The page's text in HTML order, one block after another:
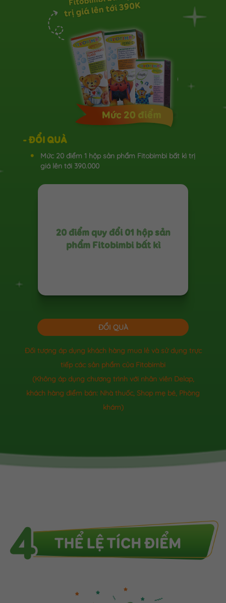
- ĐỔI QUÀ
Mức 20 điểm 1 hộp sản phẩm Fitobimbi bất kì trị
giá lên tới 390.000
20 điểm quy đổi 01 hộp sản
phẩm Fitobimbi bất kì
ĐỔI QUÀ
Đối tượng áp dụng khách hàng mua lẻ và sử dụng trực
tiếp các sản phẩm của Fitobimbi
(Không áp dụng chương trình với nhân viên Delap,
khách hàng điểm bán: Nhà thuốc, Shop mẹ bé, Phòng
khám)